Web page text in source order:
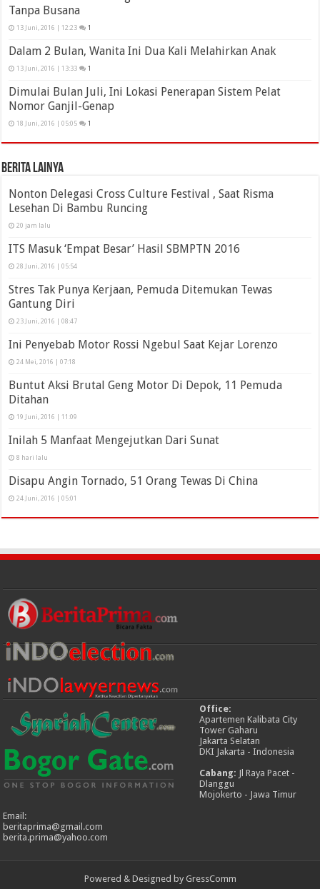
Tanpa Busana
13 Juni, 2016 | 12:23 1
Dalam 2 Bulan, Wanita Ini Dua Kali Melahirkan Anak
13 Juni, 2016 | 13:33 1
Dimulai Bulan Juli, Ini Lokasi Penerapan Sistem Pelat
Nomor Ganjil-Genap
18 Juni, 2016 | 05:05 1
Berita Lainya
Nonton Delegasi Cross Culture Festival , Saat Risma
Lesehan Di Bambu Runcing
20 jam lalu
ITS Masuk ‘Empat Besar’ Hasil SBMPTN 2016
28 Juni, 2016 | 05:54
Stres Tak Punya Kerjaan, Pemuda Ditemukan Tewas
Gantung Diri
23 Juni, 2016 | 08:47
Ini Penyebab Motor Rossi Ngebul Saat Kejar Lorenzo
24 Mei, 2016 | 07:18
Buntut Aksi Brutal Geng Motor Di Depok, 11 Pemuda
Ditahan
19 Juni, 2016 | 11:09
Inilah 5 Manfaat Mengejutkan Dari Sunat
8 hari lalu
Disapu Angin Tornado, 51 Orang Tewas Di China
24 Juni, 2016 | 05:01
Office:
Apartemen Kalibata City
Tower Gaharu
Jakarta Selatan
DKI Jakarta - Indonesia
Cabang: Jl Raya Pacet -
Dlanggu
Mojokerto - Jawa Timur
Email:
beritaprima@gmail.com
berita.prima@yahoo.com
Powered & Designed by GressComm